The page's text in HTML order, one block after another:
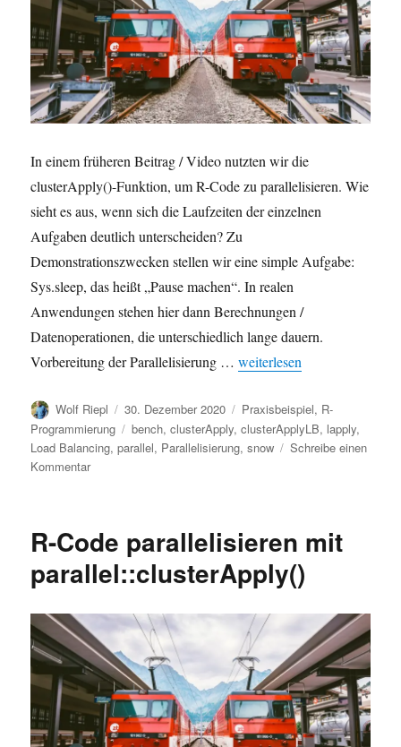
In einem früheren Beitrag / Video nutzten wir die
clusterApply()-Funktion, um R-Code zu parallelisieren. Wie
sieht es aus, wenn sich die Laufzeiten der einzelnen
Aufgaben deutlich unterscheiden? Zu
Demonstrationszwecken stellen wir eine simple Aufgabe:
Sys.sleep, das heißt „Pause machen“. In realen
Anwendungen stehen hier dann Berechnungen /
Datenoperationen, die unterschiedlich lange dauern.
Vorbereitung der Parallelisierung …„R-Code parallelisieren bei
weiterlesen
Autor
Wolf Riepl
Veröffentlicht
am
30. Dezember 2020 Kategorien
Praxisbeispiel, R-
Programmierung
Schlagwörter
bench,clusterApply,clusterApplyLB, lapply,
Load Balancing,parallel, Parallelisierung,snow
Schreibe einen
Kommentarzu
bei
unterschiedlichen
Laufzeiten:
R-Code parallelisieren mit
parallel::clusterApply()